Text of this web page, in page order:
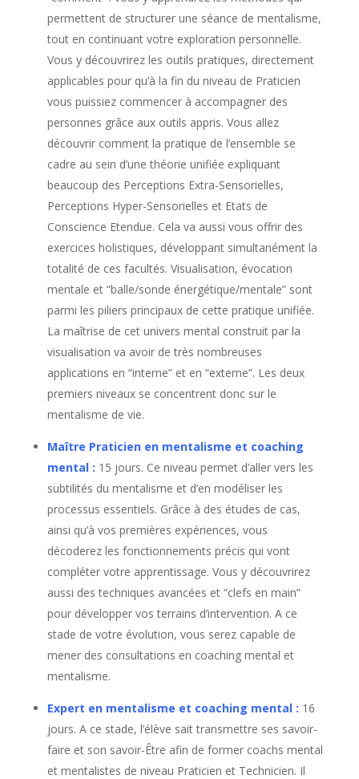
permettent de structurer une séance de mentalisme,
tout en continuant votre exploration personnelle.
Vous y découvrirez les outils pratiques, directement
applicables pour qu’à la fin du niveau de Praticien
vous puissiez commencer à accompagner des
personnes grâce aux outils appris. Vous allez
découvrir comment la pratique de l’ensemble se
cadre au sein d’une théorie unifiée expliquant
beaucoup des Perceptions Extra-Sensorielles,
Perceptions Hyper-Sensorielles et Etats de
Conscience Etendue. Cela va aussi vous offrir des
exercices holistiques, développant simultanément la
totalité de ces facultés. Visualisation, évocation
mentale et “balle/sonde énergétique/mentale” sont
parmi les piliers principaux de cette pratique unifiée.
La maîtrise de cet univers mental construit par la
visualisation va avoir de très nombreuses
applications en “interne” et en “externe”. Les deux
premiers niveaux se concentrent donc sur le
mentalisme de vie.
Maître Praticien en mentalisme et coaching
mental: 15 jours. Ce niveau permet d’aller vers les
subtilités du mentalisme et d’en modéliser les
processus essentiels. Grâce à des études de cas,
ainsi qu’à vos premières expériences, vous
décoderez les fonctionnements précis qui vont
compléter votre apprentissage. Vous y découvrirez
aussi des techniques avancées et “clefs en main”
pour développer vos terrains d’intervention. A ce
stade de votre évolution, vous serez capable de
mener des consultations en coaching mental et
mentalisme.
Expert en mentalisme et coaching mental: 16
jours. A ce stade, l’élève sait transmettre ses savoir-
faire et son savoir-Être afin de former coachs mental
et mentalistes de niveau Praticien et Technicien. Il
télépathe !(page 5)
- Avez-vous le profil du bon télépathe ?(page 7)
- Émetteur, Récepteur, comment optimiser vos
conditions !
(page 9)
- Opération Nautilus : Russes vs Américain :
guerre télépathique.(page 10)
- Fabriquez vous-même votre matériel
d’entraînement.(page 11)
- Calculez votre quotient télépathique.(page
13)
- Les méthodes supérieures d’évaluation de
vos dons. (page 17)
- Développez votre clairvoyance télépathique –
passé et futur.
(page 19)
- Pour aller plus loin dans l’influence.(page 21)
- Comment mieux communiquer par la pensée
avec vos sens.(page 22)
- Comment influencer et télécommander vos
interlocuteurs.(page 23)
- Projection mentale et implants
télépathiques. (page 24)
- Envoyer à distance des sensations intenses
- Expériences de groupe.(page 25)
- Comment programmer votre premier rendez-
vous télépathique.
(page 26)
Intuition et perceptions extra-sensorielles , sont
desprocessus mentauxqui se développent le mieux
en suivant avec méthode lestechniques(de validation
et de mesure) utilisés scientifiquement en
parapsychologie expérimentale.
Dès que nous saurons à quelle adresse vous envoyer votre dossier,
vous recevrez une confirmation par émail, puis quelques heures
après, votre première newsletter ainsi que les liens pour
lettres (ou éventuellement votre dossier "spam") et valider
l'option "accepter notre adresse" pour les envois. Merci de votre
confiance et à très bientôt.